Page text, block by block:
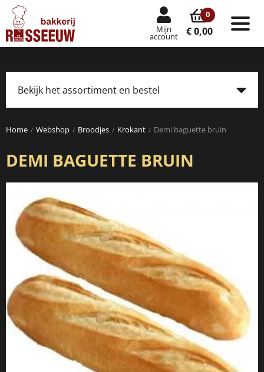
Mijn
account
0
€ 0,00
Bekijk het assortiment en bestel
Home Webshop Broodjes Krokant Demi baguette bruin
DEMI BAGUETTE BRUIN